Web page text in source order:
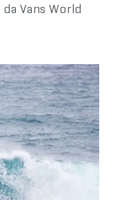
Vans World